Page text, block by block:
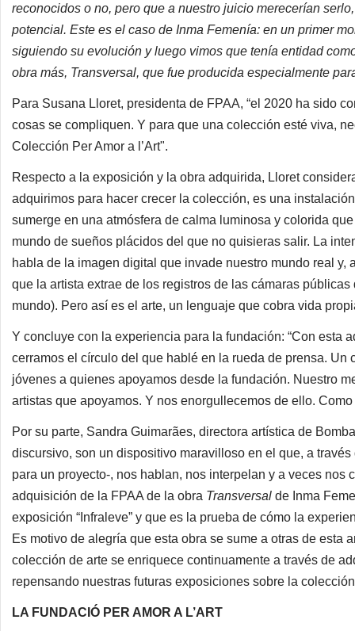
reconocidos o no, pero que a nuestro juicio merecerían
potencial. Este es el caso de Inma Femenía: en un primer
siguiendo su evolución y luego vimos que tenía entidad
obra más, Transversal, que fue producida especialmente
Para Susana Lloret, presidenta de FPAA, “el 2020 ha sido
cosas se compliquen. Y para que una colección esté viva,
Colección Per Amor a l’Art".
Respecto a la exposición y la obra adquirida, Lloret
adquirimos para hacer crecer la colección, es una
sumerge en una atmósfera de calma luminosa y colorida
mundo de sueños plácidos del que no quisieras salir. La
habla de la imagen digital que invade nuestro mundo real
que la artista extrae de los registros de las cámaras
mundo). Pero así es el arte, un lenguaje que cobra vida
Y concluye con la experiencia para la fundación: “Con esta
cerramos el círculo del que hablé en la rueda de prensa.
jóvenes a quienes apoyamos desde la fundación. Nuestro
artistas que apoyamos. Y nos enorgullecemos de ello.
Por su parte, Sandra Guimarães, directora artística de
discursivo, son un dispositivo maravilloso en el que, a
para un proyecto-, nos hablan, nos interpelan y a veces nos
adquisición de la FPAA de la obra Transversal de Inma
exposición “Infraleve” y que es la prueba de cómo la
Es motivo de alegría que esta obra se sume a otras de esta
colección de arte se enriquece continuamente a través de
repensando nuestras futuras exposiciones sobre la
LA FUNDACIÓ PER AMOR A L’ART